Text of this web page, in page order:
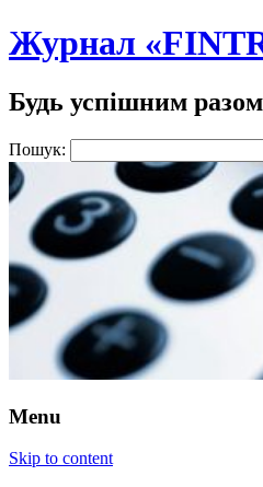
Журнал
Будь успішним
Пошук:
Menu
Skip to content